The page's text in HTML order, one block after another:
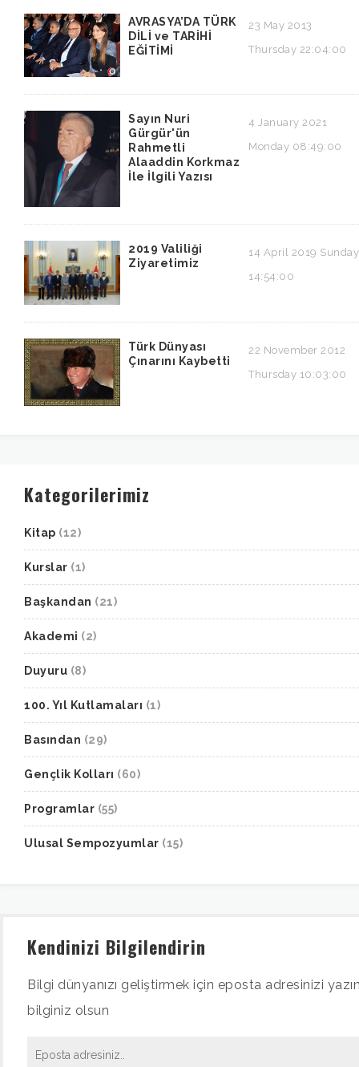
AVRASYA’DA TÜRK
DİLİ ve TARİHİ
EĞİTİMİ
23 May 2013
Thursday 22:04:00
Sayın Nuri
Gürgür'ün
Rahmetli
Alaaddin Korkmaz
İle İlgili Yazısı
4 January 2021
Monday 08:49:00
2019 Valiliği
Ziyaretimiz
14 April 2019 Sunday
14:54:00
Türk Dünyası
Çınarını Kaybetti
22 November 2012
Thursday 10:03:00
Kategorilerimiz
Kitap (12)
Kurslar (1)
Başkandan (21)
Akademi (2)
Duyuru (8)
100. Yıl Kutlamaları (1)
Basından (29)
Gençlik Kolları (60)
Programlar (55)
Ulusal Sempozyumlar (15)
Kendinizi Bilgilendirin
Bilgi dünyanızı geliştirmek için eposta adresinizi
bilginiz olsun